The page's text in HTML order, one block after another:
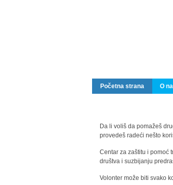
Početna strana
O
Da li voliš da pomažeš
provedeš radeći nešto
Centar za zaštitu i pomoć
društva i suzbijanju
Volonter može biti svako